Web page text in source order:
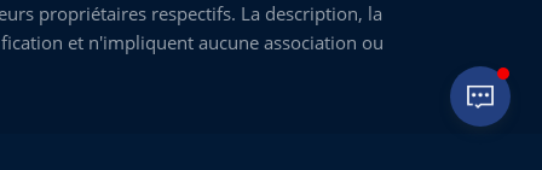
propriétaires respectifs. La description, la
et n'impliquent aucune association ou